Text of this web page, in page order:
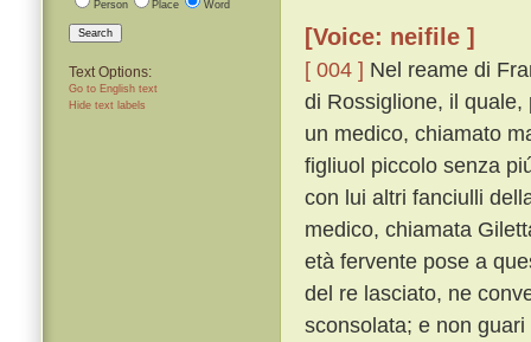
Person Place Word
Search
Text Options:
Go to English text
Hide text labels
[Voice: neifile ]
[ 004 ] Nel reame di
di Rossiglione, il
un medico, chiamato
figliuol piccolo senza
con lui altri fanciulli
medico, chiamata
età fervente pose a
del re lasciato, ne
sconsolata; e non